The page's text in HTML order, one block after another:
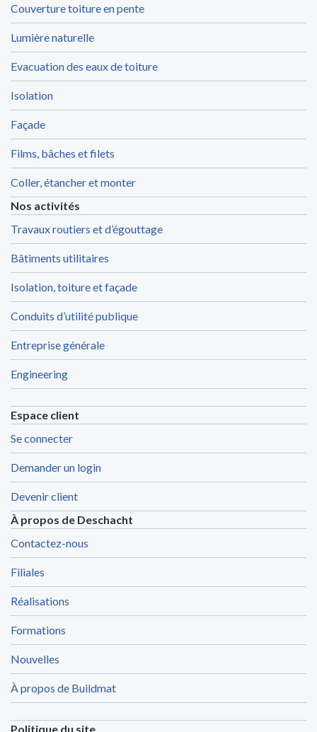
Couverture toiture en pente
Lumière naturelle
Evacuation des eaux de toiture
Isolation
Façade
Films, bâches et filets
Coller, étancher et monter
Nos activités
Travaux routiers et d’égouttage
Bâtiments utilitaires
Isolation, toiture et façade
Conduits d’utilité publique
Entreprise générale
Engineering
Espace client
Se connecter
Demander un login
Devenir client
À propos de Deschacht
Contactez-nous
Filiales
Réalisations
Formations
Nouvelles
À propos de Buildmat
Politique du site